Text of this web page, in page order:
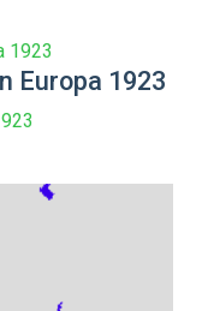
Europa 1923